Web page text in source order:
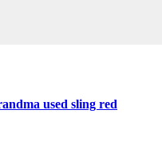
used sling red